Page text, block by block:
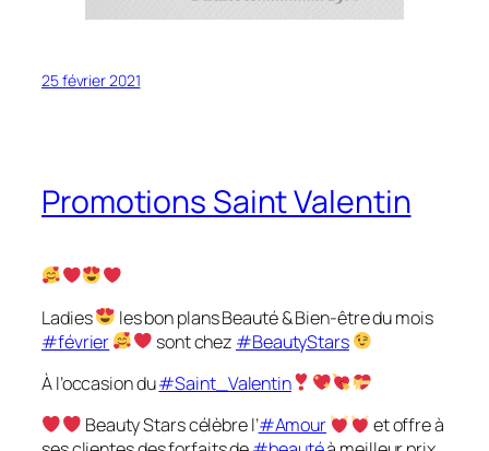
25 février 2021
Promotions Saint Valentin
Ladies
les bon plans Beauté & Bien-être du mois
#février
sont chez #BeautyStars
À l’occasion du#Saint_Valentin
Beauty Stars célèbre l’#Amour
et offre à